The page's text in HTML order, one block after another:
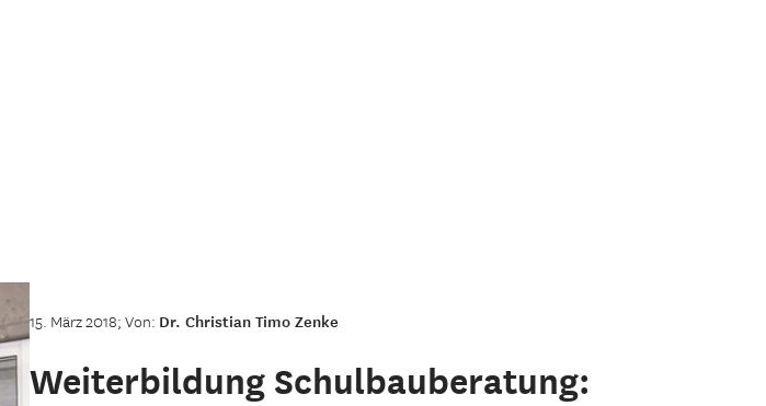
15. März 2018; Von: Dr. Christian Timo Zenke
Weiterbildung Schulbauberatung: